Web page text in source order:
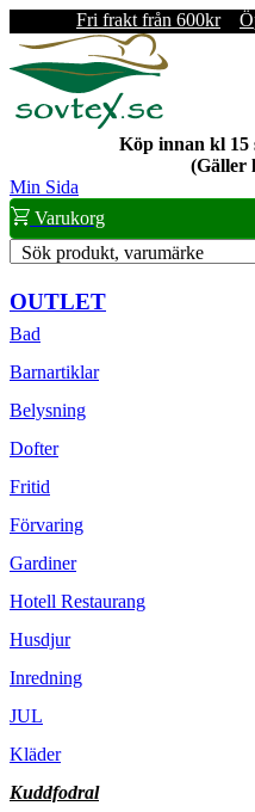
Fri frakt från 600kr
Köp innan kl 15
(Gäller
Min Sida
Varukorg
Sök produkt, varumärke
OUTLET
Bad
Barnartiklar
Belysning
Dofter
Fritid
Förvaring
Gardiner
Hotell Restaurang
Husdjur
Inredning
JUL
Kläder
Kuddfodral